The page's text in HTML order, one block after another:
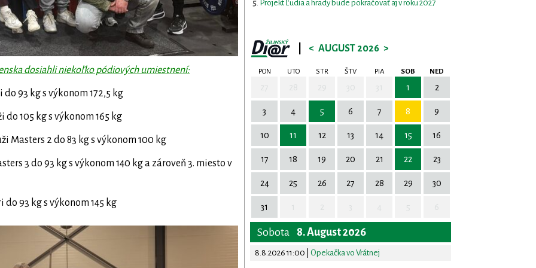
dosiahli niekoľko pódiových umiestnení:
93 kg s výkonom 172,5 kg
105 kg s výkonom 165 kg
Masters 2 do 83 kg s výkonom 100 kg
3 do 93 kg s výkonom 140 kg a zároveň 3. miesto v
93 kg s výkonom 145 kg
Projekt Ľudia a hrady bude pokračovať aj v roku 2027
< AUGUST 2026 >
PON UTO STR ŠTV PIA SOB NED
1 2
3 4 5 6 7 8 9
10 11 12 13 14 15 16
17 18 19 20 21 22 23
24 25 26 27 28 29 30
31
Sobota 8. August 2026
8.8.2026 11:00 Opekačka vo Vrátnej